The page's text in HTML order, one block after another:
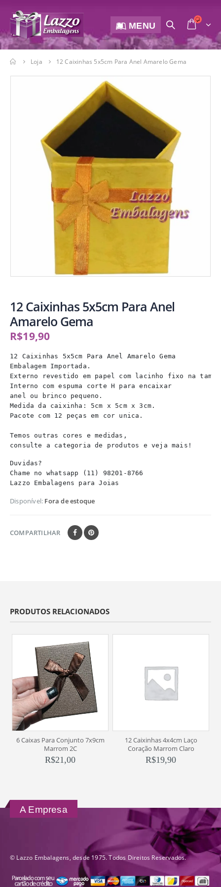
MENU
Loja 12 Caixinhas 5x5cm Para Anel Amarelo Gema
12 Caixinhas 5x5cm Para Anel
Amarelo Gema
R$19,90
12 Caixinhas 5x5cm Para Anel Amarelo Gema
Embalagem Importada.
Externo revestido em papel com lacinho fixo na
Interno com espuma corte H para encaixar
anel ou brinco pequeno.
Medida da caixinha: 5cm x 5cm x 3cm.
Pacote com 12 peças em cor unica.
Temos outras cores e medidas,
consulte a categoria de produtos e veja mais!
Duvidas?
Chame no whatsapp (11) 98201-8766
Lazzo Embalagens para Joias
Disponível: Fora de estoque
COMPARTILHAR
PRODUTOS RELACIONADOS
6 Caixas Para Conjunto 7x9cm
Marrom 2C
R$21,00
12 Caixinhas 4x4cm Laço
Coração Marrom Claro
R$19,90
A Empresa
© Lazzo Embalagens, desde 1975. Todos Direitos Reservados.